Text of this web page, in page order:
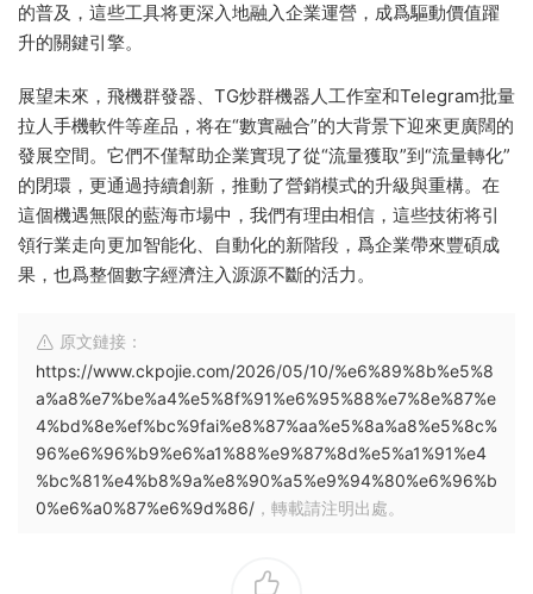
的普及，這些工具将更深入地融入企業運營，成爲驅動價值躍
升的關鍵引擎。
展望未來，飛機群發器、TG炒群機器人工作室和Telegram批量
拉人手機軟件等産品，将在“數實融合”的大背景下迎來更廣闊的
發展空間。它們不僅幫助企業實現了從“流量獲取”到“流量轉化”
的閉環，更通過持續創新，推動了營銷模式的升級與重構。在
這個機遇無限的藍海市場中，我們有理由相信，這些技術将引
領行業走向更加智能化、自動化的新階段，爲企業帶來豐碩成
果，也爲整個數字經濟注入源源不斷的活力。
原文鏈接：
https://www.ckpojie.com/2026/05/10/%e6%89%8b%e5%8
a%a8%e7%be%a4%e5%8f%91%e6%95%88%e7%8e%87%e
4%bd%8e%ef%bc%9fai%e8%87%aa%e5%8a%a8%e5%8c%
96%e6%96%b9%e6%a1%88%e9%87%8d%e5%a1%91%e4
%bc%81%e4%b8%9a%e8%90%a5%e9%94%80%e6%96%b
0%e6%a0%87%e6%9d%86/ ，轉載請注明出處。